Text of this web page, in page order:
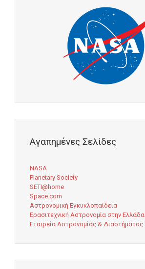
Αγαπημένες Σελίδες
NASA
Planetary Society
SETI@home
Space.com
Αστρονομική Εγκυκλοπαίδεια
Ερασιτεχνική Αστρονομία στην Ελλάδα
Εταιρεία Αστρονομίας & Διαστήματος